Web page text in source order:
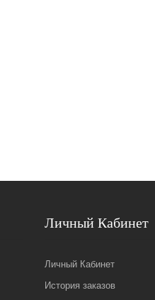
Личный Кабинет
Личный Кабинет
История заказов